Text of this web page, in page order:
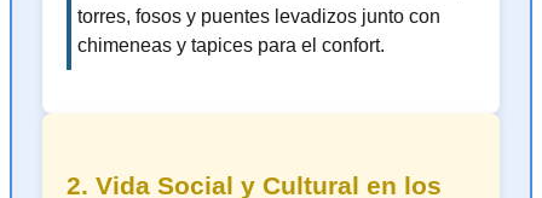
torres, fosos y puentes levadizos junto con
chimeneas y tapices para el confort.
2. Vida Social y Cultural en los